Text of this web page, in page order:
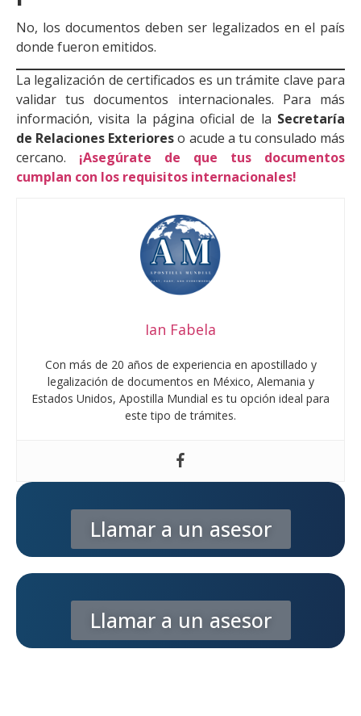
No, los documentos deben ser legalizados en el país
donde fueron emitidos.
La legalización de certificados es un trámite clave para
validar tus documentos internacionales. Para más
información, visita la página oficial de la Secretaría
de Relaciones Exterioreso acude a tu consulado más
cercano.
¡Asegúrate de que tus documentos
cumplan con los requisitos internacionales!
Ian Fabela
Con más de 20 años de experiencia en apostillado y
legalización de documentos en México, Alemania y
Estados Unidos, Apostilla Mundial es tu opción ideal para
este tipo de trámites.
Llamar a un asesor
Llamar a un asesor